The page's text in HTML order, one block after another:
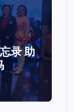
录 助